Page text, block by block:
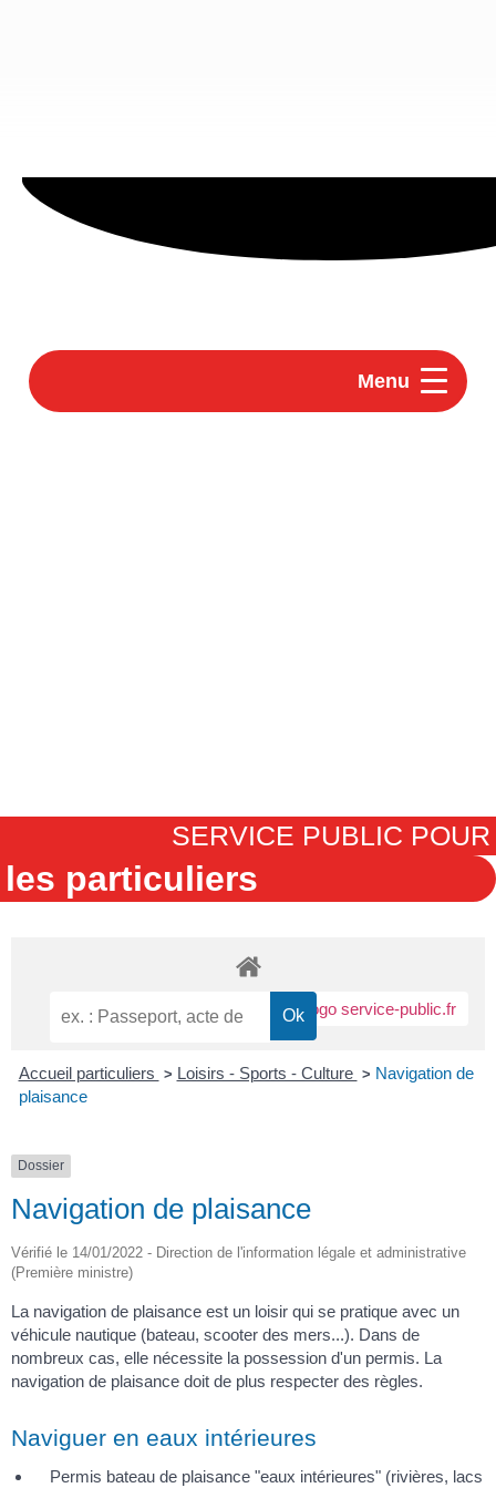
Menu
SERVICE PUBLIC POUR​
les particuliers
Accueil particuliers > Loisirs - Sports - Culture > Navigation de
plaisance
Dossier
Navigation de plaisance
Vérifié le 14/01/2022 - Direction de l'information légale et administrative
(Première ministre)
La navigation de plaisance est un loisir qui se pratique avec un
véhicule nautique (bateau, scooter des mers...). Dans de
nombreux cas, elle nécessite la possession d'un permis. La
navigation de plaisance doit de plus respecter des règles.
Naviguer en eaux intérieures
Permis bateau de plaisance "eaux intérieures" (rivières, lacs